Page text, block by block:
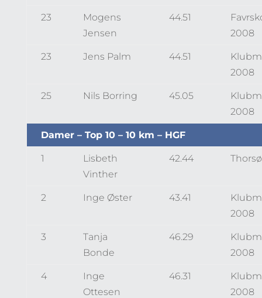
23
Mogens
Jensen
44.51
2008
23 Jens Palm 44.51
2008
25 Nils Borring 45.05
2008
Damer – Top 10 – 10 km – HGF
1
Lisbeth
Vinther
42.44
2 Inge Øster 43.41
2008
3
Tanja
Bonde
46.29
2008
4
Inge
Ottesen
46.31
2008